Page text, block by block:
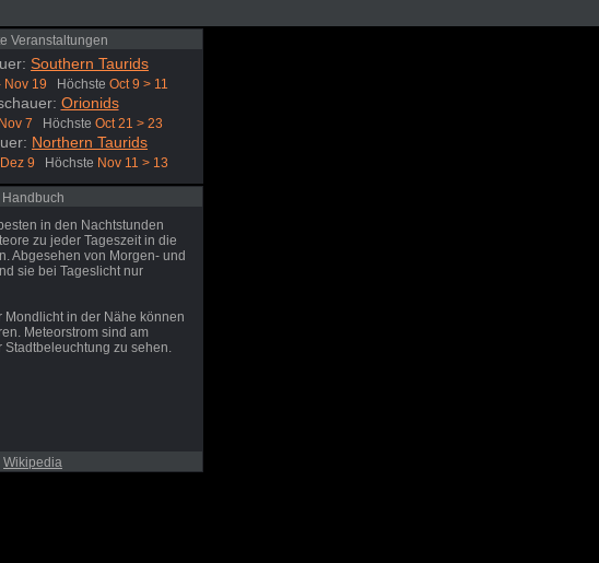
Veranstaltungen
Southern Taurids
Nov 19 Höchste Oct 9 > 11
Orionids
7 Höchste Oct 21 > 23
Northern Taurids
9 Höchste Nov 11 > 13
Handbuch
in den Nachtstunden
zu jeder Tageszeit in die
Abgesehen von Morgen- und
sie bei Tageslicht nur
Mondlicht in der Nähe können
Meteorstrom sind am
Stadtbeleuchtung zu sehen.
Wikipedia